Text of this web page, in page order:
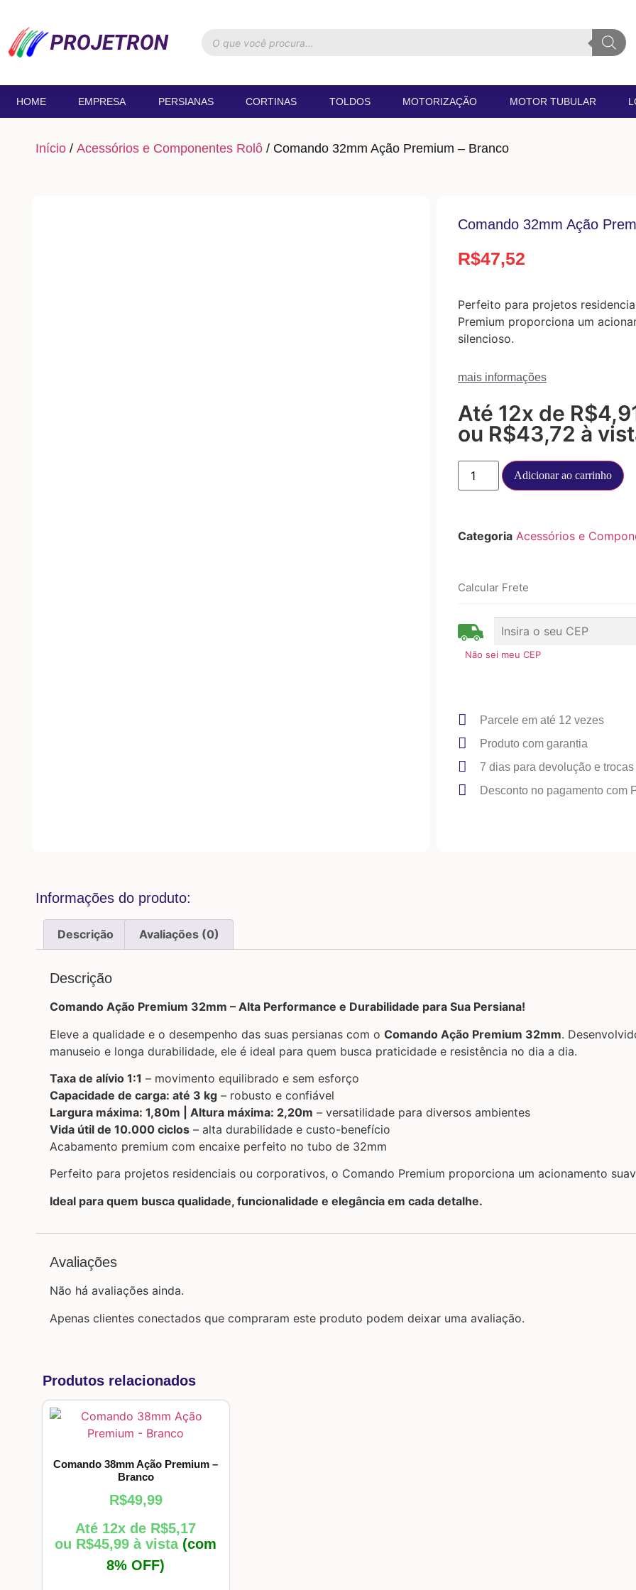
HOME EMPRESA PERSIANAS CORTINAS TOLDOS MOTORIZAÇÃO MOTOR TUBULAR
Início / Acessórios e Componentes Rolô / Comando 32mm Ação Premium – Branco
Comando 32mm Ação
R$47,52
Perfeito para projetos
Premium proporciona um
silencioso.
mais informações
Até 12x de R$
ou R$43,72 à
Adicionar ao carrinho
Categoria Acessórios e
Calcular Frete
Não sei meu CEP
Parcele em até 12 vezes
Produto com garantia
7 dias para devolução e trocas
Desconto no pagamento com
Informações do produto:
Descrição Avaliações (0)
Descrição
Comando Ação Premium 32mm – Alta Performance e Durabilidade para Sua Persiana!
Eleve a qualidade e o desempenho das suas persianas com o Comando Ação Premium 32mm.
manuseio e longa durabilidade, ele é ideal para quem busca praticidade e resistência no dia a dia.
Taxa de alívio 1:1 – movimento equilibrado e sem esforço
Capacidade de carga: até 3 kg – robusto e confiável
Largura máxima: 1,80m | Altura máxima: 2,20m – versatilidade para diversos ambientes
Vida útil de 10.000 ciclos – alta durabilidade e custo-benefício
Acabamento premium com encaixe perfeito no tubo de 32mm
Perfeito para projetos residenciais ou corporativos, o Comando Premium proporciona um acionamento
Ideal para quem busca qualidade, funcionalidade e elegância em cada detalhe.
Avaliações
Não há avaliações ainda.
Apenas clientes conectados que compraram este produto podem deixar uma avaliação.
Produtos relacionados
Comando 38mm Ação Premium –
Branco
R$49,99
Até 12x de R$5,17
ou R$45,99 à vista (com
8% OFF)